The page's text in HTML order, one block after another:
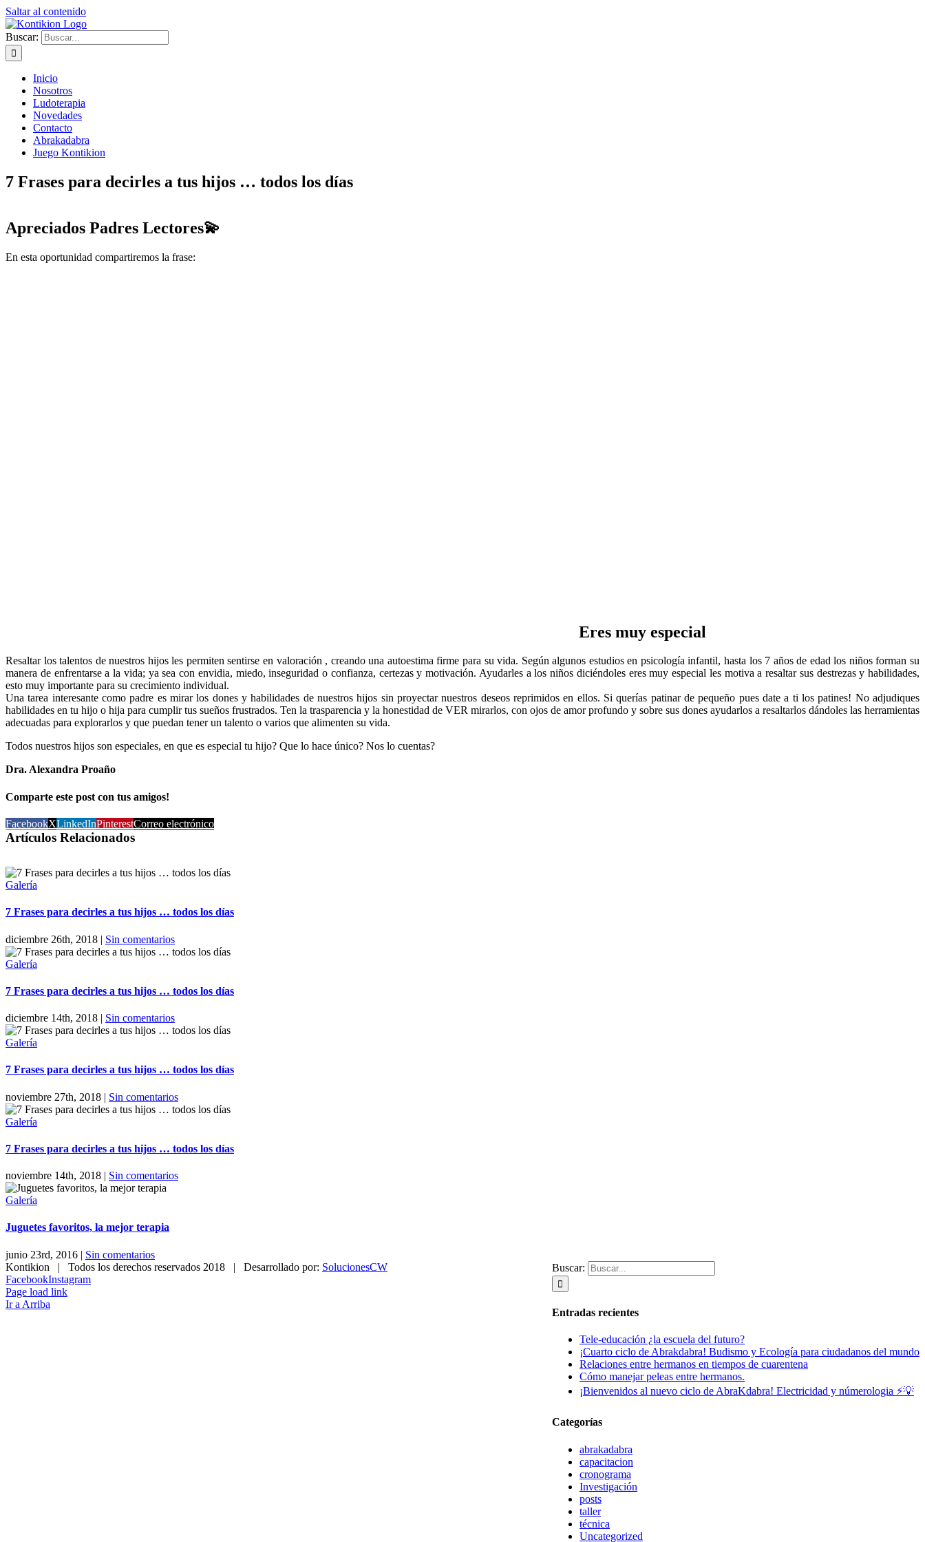
Saltar al contenido
Buscar:
Inicio
Nosotros
Ludoterapia
Novedades
Contacto
Abrakadabra
Juego Kontikion
7 Frases para decirles a tus hijos … todos los días
Apreciados Padres Lectores💫
En esta oportunidad compartiremos la frase:
Eres muy especial
Resaltar los talentos de nuestros hijos les permiten sentirse en valoración , creando una autoestima firme para su vida. Según algunos estudios en psicología infantil, hasta los 7 años de edad los niños forman su
manera de enfrentarse a la vida; ya sea con envidia, miedo, inseguridad o confianza, certezas y motivación. Ayudarles a los niños diciéndoles eres muy especial les motiva a resaltar sus destrezas y habilidades,
esto muy importante para su crecimiento individual.
Una tarea interesante como padre es mirar los dones y habilidades de nuestros hijos sin proyectar nuestros deseos reprimidos en ellos. Si querías patinar de pequeño pues date a ti los patines! No adjudiques
habilidades en tu hijo o hija para cumplir tus sueños frustrados. Ten la trasparencia y la honestidad de VER mirarlos, con ojos de amor profundo y sobre sus dones ayudarlos a resaltarlos dándoles las herramientas
adecuadas para explorarlos y que puedan tener un talento o varios que alimenten su vida.
Todos nuestros hijos son especiales, en que es especial tu hijo? Que lo hace único? Nos lo cuentas?
Dra. Alexandra Proaño
Comparte este post con tus amigos!
FacebookXLinkedInPinterestCorreo electrónico
Artículos Relacionados
Galería
7 Frases para decirles a tus hijos … todos los días
diciembre 26th, 2018 | Sin comentarios
Galería
7 Frases para decirles a tus hijos … todos los días
diciembre 14th, 2018 | Sin comentarios
Galería
7 Frases para decirles a tus hijos … todos los días
noviembre 27th, 2018 | Sin comentarios
Galería
7 Frases para decirles a tus hijos … todos los días
noviembre 14th, 2018 | Sin comentarios
Galería
Juguetes favoritos, la mejor terapia
junio 23rd, 2016 | Sin comentarios
Buscar:
Entradas recientes
Tele-educación ¿la escuela del futuro?
¡Cuarto ciclo de Abrakdabra! Budismo y Ecología para ciudadanos del mundo
Relaciones entre hermanos en tiempos de cuarentena
Cómo manejar peleas entre hermanos.
¡Bienvenidos al nuevo ciclo de AbraKdabra! Electricidad y númerologia ⚡💡
Categorías
abrakadabra
capacitacion
cronograma
Investigación
posts
taller
técnica
Uncategorized
Kontikion | Todos los derechos reservados 2018 | Desarrollado por: SolucionesCW
FacebookInstagram
Page load link
Ir a Arriba